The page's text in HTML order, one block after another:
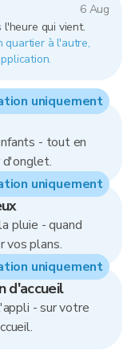
6 Aug
qui vient.
quartier à l'autre,
Aug 2026
- tout en
d'onglet.
uniquement
pluie - quand
vos plans.
uniquement
d'accueil
- sur votre
uniquement